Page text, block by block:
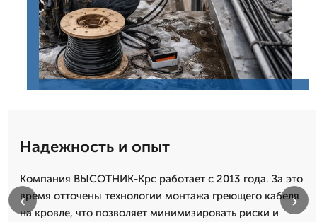
Надежность и опыт
Компания ВЫСОТНИК-Крс работает с 2013 года. За это
время отточены технологии монтажа греющего кабеля
на кровле, что позволяет минимизировать риски и
‹ ›